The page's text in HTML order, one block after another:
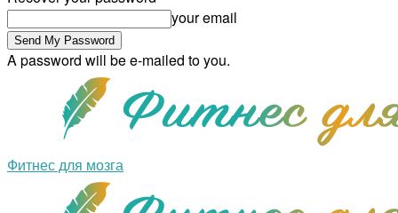
your email
A password will be e-mailed to you.
Фитнес для мозга